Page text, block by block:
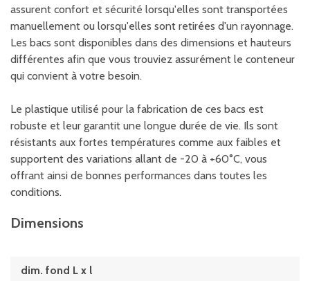
assurent confort et sécurité lorsqu'elles sont transportées
manuellement ou lorsqu'elles sont retirées d'un rayonnage.
Les bacs sont disponibles dans des dimensions et hauteurs
différentes afin que vous trouviez assurément le conteneur
qui convient à votre besoin.
Le plastique utilisé pour la fabrication de ces bacs est
robuste et leur garantit une longue durée de vie. Ils sont
résistants aux fortes températures comme aux faibles et
supportent des variations allant de -20 à +60°C, vous
offrant ainsi de bonnes performances dans toutes les
conditions.
Dimensions
dim. fond L x l